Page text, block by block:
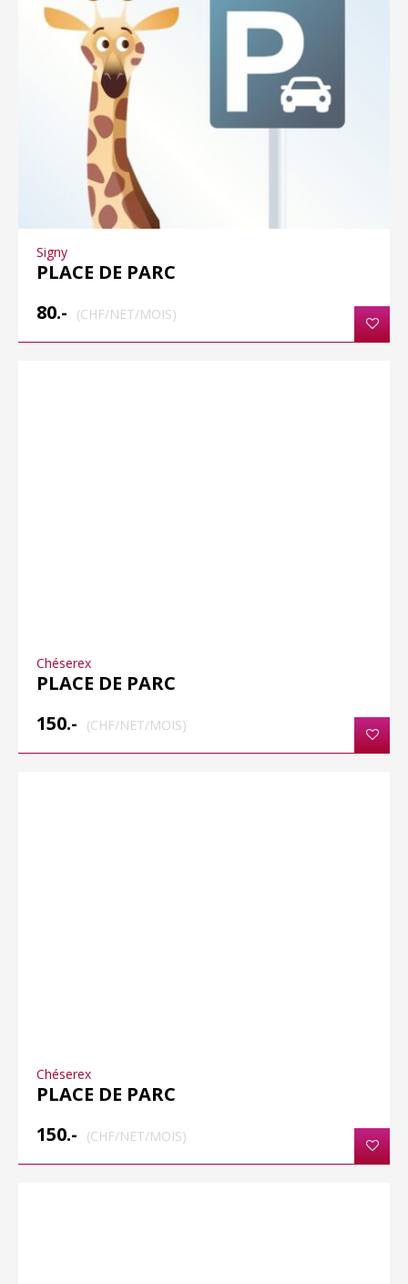
Signy
PLACE DE PARC
80.-
(CHF/NET/MOIS)
Chéserex
PLACE DE PARC
150.-
(CHF/NET/MOIS)
Chéserex
PLACE DE PARC
150.-
(CHF/NET/MOIS)